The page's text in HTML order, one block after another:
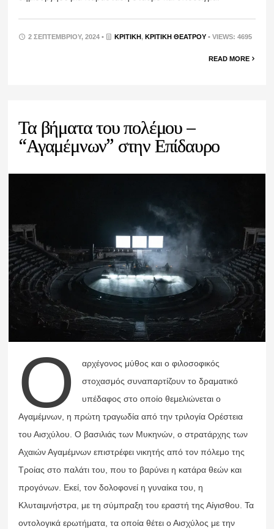
2 ΣΕΠΤΕΜΒΡΊΟΥ, 2024 • ΚΡΙΤΙΚΉ,ΚΡΙΤΙΚΉ ΘΕΆΤΡΟΥ • VIEWS: 4695
READ MORE
Τα βήματα του πολέμου –
“Αγαμέμνων” στην Επίδαυρο
Ο
αρχέγονος μύθος και ο φιλοσοφικός
στοχασμός συναπαρτίζουν το δραματικό
υπέδαφος στο οποίο θεμελιώνεται ο
Αγαμέμνων, η πρώτη τραγωδία από την τριλογία Ορέστεια
του Αισχύλου. Ο βασιλιάς των Μυκηνών, ο στρατάρχης των
Αχαιών Αγαμέμνων επιστρέφει νικητής από τον πόλεμο της
Τροίας στο παλάτι του, που το βαρύνει η κατάρα θεών και
προγόνων. Εκεί, τον δολοφονεί η γυναίκα του, η
Κλυταιμνήστρα, με τη σύμπραξη του εραστή της Αίγισθου. Τα
οντολογικά ερωτήματα, τα οποία θέτει ο Αισχύλος με την